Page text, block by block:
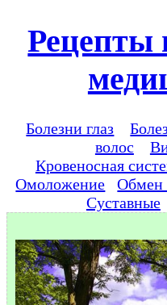
Рецепты
Болезни глаз
волос
Кровеносная
Омоложение
Обмен
Суставные